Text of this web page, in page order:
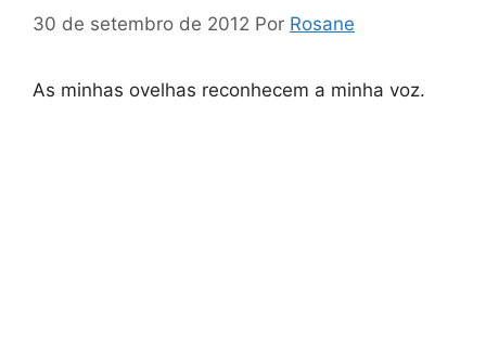
30 de setembro de 2012 Por Rosane
As minhas ovelhas reconhecem a minha voz.